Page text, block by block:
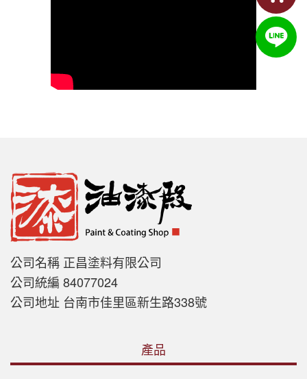
公司名稱 正昌塗料有限公司
公司統編 84077024
公司地址 台南市佳里區新生路338號
產品